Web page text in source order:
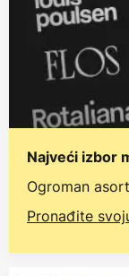
Najveći izbor
Ogroman
Pronađite